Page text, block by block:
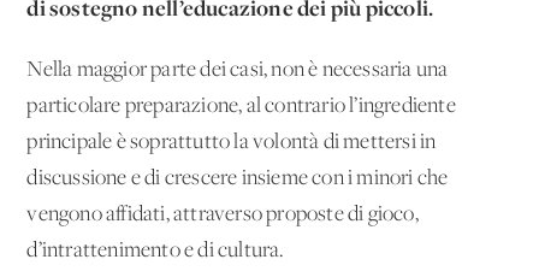
di sostegno nell’educazione dei più piccoli.
Nella maggior parte dei casi, non è necessaria una
particolare preparazione, al contrario l’ingrediente
principale è soprattutto la volontà di mettersi in
discussione e di crescere insieme con i minori che
vengono affidati, attraverso proposte di gioco,
d’intrattenimento e di cultura.